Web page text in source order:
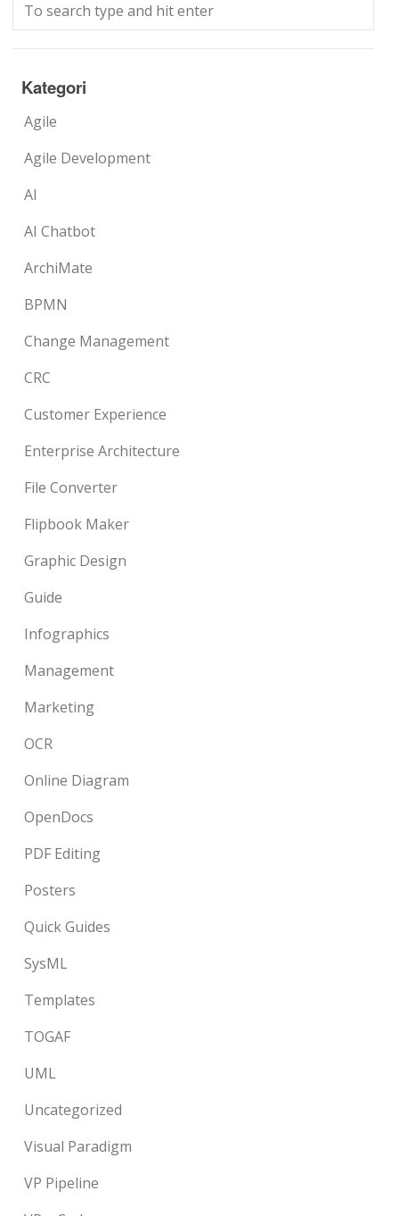
Kategori
Agile
Agile Development
AI
AI Chatbot
ArchiMate
BPMN
Change Management
CRC
Customer Experience
Enterprise Architecture
File Converter
Flipbook Maker
Graphic Design
Guide
Infographics
Management
Marketing
OCR
Online Diagram
OpenDocs
PDF Editing
Posters
Quick Guides
SysML
Templates
TOGAF
UML
Uncategorized
Visual Paradigm
VP Pipeline